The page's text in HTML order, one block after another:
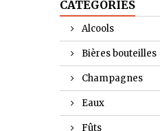
CATÉGORIES
Alcools
Bières bouteilles
Champagnes
Eaux
Fûts